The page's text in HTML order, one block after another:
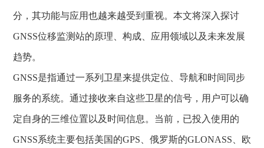
分，其功能与应用也越来越受到重视。本文将深入探讨
GNSS位移监测站的原理、构成、应用领域以及未来发展
趋势。
GNSS是指通过一系列卫星来提供定位、导航和时间同步
服务的系统。通过接收来自这些卫星的信号，用户可以确
定自身的三维位置以及时间信息。当前，已投入使用的
GNSS系统主要包括美国的GPS、俄罗斯的GLONASS、欧